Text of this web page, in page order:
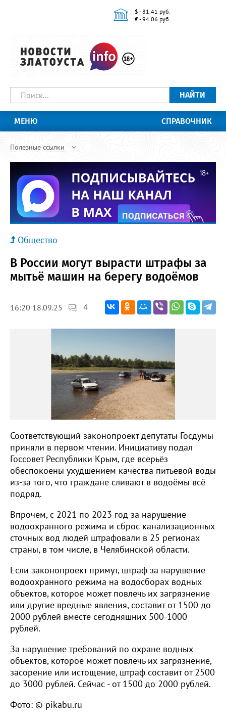
$ - 81.41 руб.
€ - 94.06 руб.
НАЙТИ
МЕНЮ СПРАВОЧНИК
Полезные ссылки
Общество
В России могут вырасти штрафы за
мытьё машин на берегу водоёмов
16:20 18.09.25 4
Соответствующий законопроект депутаты Госдумы
приняли в первом чтении. Инициативу подал
Госсовет Республики Крым, где всерьёз
обеспокоены ухудшением качества питьевой воды
из-за того, что граждане сливают в водоёмы всё
подряд.
Впрочем, с 2021 по 2023 год за нарушение
водоохранного режима и сброс канализационных
сточных вод людей штрафовали в 25 регионах
страны, в том числе, в Челябинской области.
Если законопроект примут, штраф за нарушение
водоохранного режима на водосборах водных
объектов, которое может повлечь их загрязнение
или другие вредные явления, составит от 1500 до
2000 рублей вместе сегодняшних 500-1000
рублей.
За нарушение требований по охране водных
объектов, которое может повлечь их загрязнение,
засорение или истощение, штраф составит от 2500
до 3000 рублей. Сейчас - от 1500 до 2000 рублей.
Фото: © pikabu.ru